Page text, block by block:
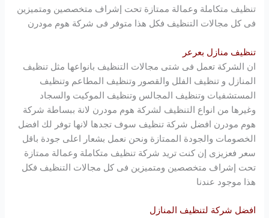
تنظيف متكاملة وعمالة ممتازة تحت إشراف متخصصين ومتميزين
فى كل مجالات التنظيف فكل هذا متوفر فى شركةهوم مودرن
تنظيف منازل بعرعر
ان الشركة تعمل فى شتى مجالات التنظيف بانواعها مثل تنظيف
المنازل و تنظيف الفلل والقصور وتنظيف المطاعم وتنظيف
المستشفيات وتنظيف المجالس وتنظيف الموكيت والسجاد
وغيرها من انواع التنظيف لشركةهوم مودرنلانة ببساطة شركة
هوم مودرنافضل شركة تنظيف سوف تجدها لانها توفر لك افضل
الخصومات والجودة الممتازة ونحن نعمل بشعار اعلى جودة باقل
سعر فعزيزى إن كنت تريد شركة تنظيف متكاملة وعمالة ممتازة
تحت إشراف متخصصين ومتميزين فى كل مجالات التنظيف فكل
هذا موجود عندنا
افضل شركة لتنظيف المنازل